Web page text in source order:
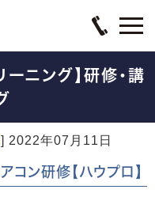
ーニング】研修・講
] 2022年07月11日
ン研修【ハウプロ】